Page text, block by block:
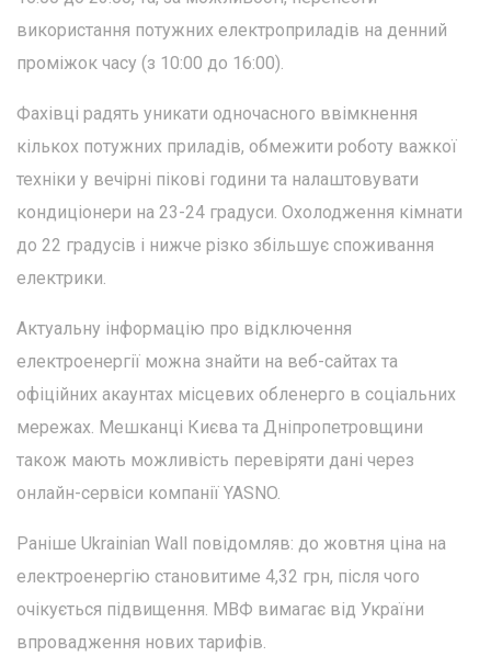
використання потужних електроприладів на денний
проміжок часу (з 10:00 до 16:00).
Фахівці радять уникати одночасного ввімкнення
кількох потужних приладів, обмежити роботу важкої
техніки у вечірні пікові години та налаштовувати
кондиціонери на 23-24 градуси. Охолодження кімнати
до 22 градусів і нижче різко збільшує споживання
електрики.
Актуальну інформацію про відключення
електроенергії можна знайти на веб-сайтах та
офіційних акаунтах місцевих обленерго в соціальних
мережах. Мешканці Києва та Дніпропетровщини
також мають можливість перевіряти дані через
онлайн-сервіси компанії YASNO.
Раніше Ukrainian Wall повідомляв: до жовтня ціна на
електроенергію становитиме 4,32 грн, після чого
очікується підвищення. МВФ вимагає від України
впровадження нових тарифів.